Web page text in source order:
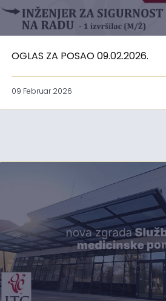
OGLAS ZA POSAO 09.02.2026.
09 Februar 2026